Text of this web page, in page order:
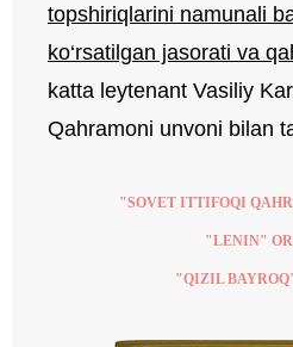
topshiriqlarini namunali
ko‘rsatilgan jasorati va
katta leytenant Vasiliy
Qahramoni unvoni bilan
"SOVET ITTIFOQI
"LENIN"
"QIZIL